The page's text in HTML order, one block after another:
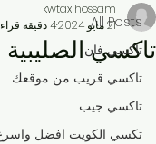
All Posts
تاكسي فان
تاكسي قريب من موقعك
تاكسي جيب
تكسي الكويت افضل
تاكسي الصليبية
kwtaxihossam
21 مايو 2024
4 دقيقة قراءة